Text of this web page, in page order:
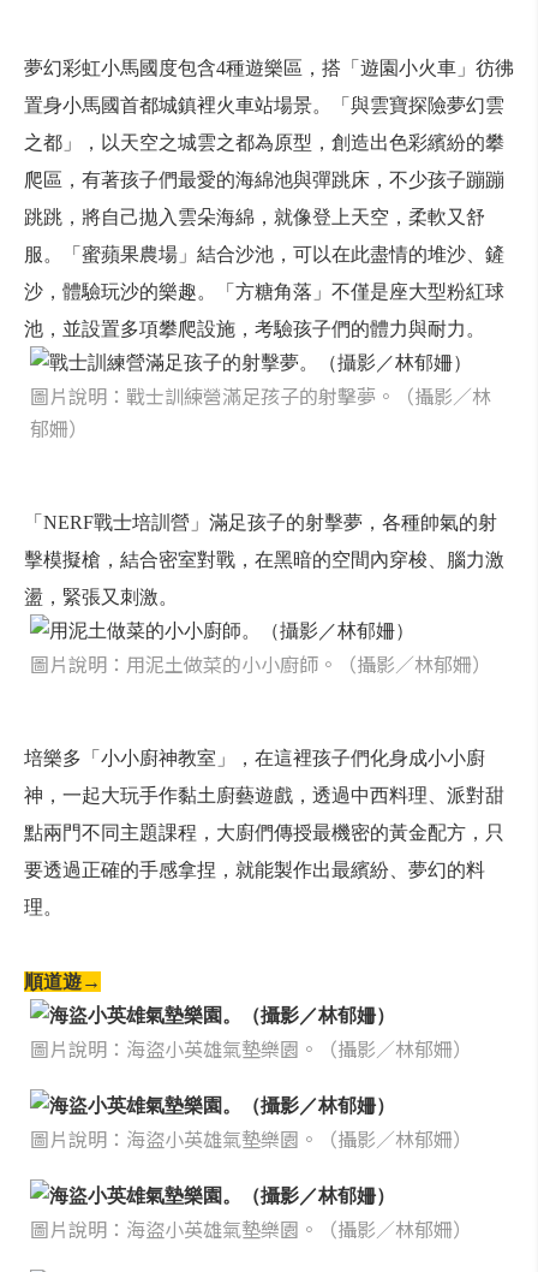
夢幻彩虹小馬國度包含4種遊樂區，搭「遊園小火車」彷彿
置身小馬國首都城鎮裡火車站場景。「與雲寶探險夢幻雲
之都」，以天空之城雲之都為原型，創造出色彩繽紛的攀
爬區，有著孩子們最愛的海綿池與彈跳床，不少孩子蹦蹦
跳跳，將自己拋入雲朵海綿，就像登上天空，柔軟又舒
服。「蜜蘋果農場」結合沙池，可以在此盡情的堆沙、鏟
沙，體驗玩沙的樂趣。「方糖角落」不僅是座大型粉紅球
池，並設置多項攀爬設施，考驗孩子們的體力與耐力。
圖片說明：戰士訓練營滿足孩子的射擊夢。（攝影／林
郁姍）
「NERF戰士培訓營」滿足孩子的射擊夢，各種帥氣的射
擊模擬槍，結合密室對戰，在黑暗的空間內穿梭、腦力激
盪，緊張又刺激。
圖片說明：用泥土做菜的小小廚師。（攝影／林郁姍）
培樂多「小小廚神教室」，在這裡孩子們化身成小小廚
神，一起大玩手作黏土廚藝遊戲，透過中西料理、派對甜
點兩門不同主題課程，大廚們傳授最機密的黃金配方，只
要透過正確的手感拿捏，就能製作出最繽紛、夢幻的料
理。
順道遊→
圖片說明：海盜小英雄氣墊樂園。（攝影／林郁姍）
圖片說明：海盜小英雄氣墊樂園。（攝影／林郁姍）
圖片說明：海盜小英雄氣墊樂園。（攝影／林郁姍）